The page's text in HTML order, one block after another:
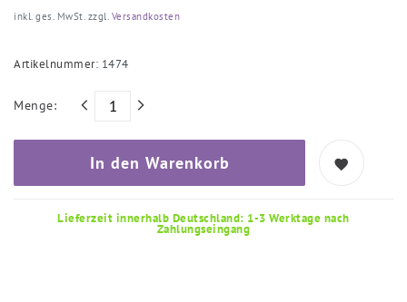
inkl. ges. MwSt. zzgl. Versandkosten
Artikelnummer: 1474
Menge:
In den Warenkorb
Lieferzeit innerhalb Deutschland: 1-3 Werktage nach
Zahlungseingang